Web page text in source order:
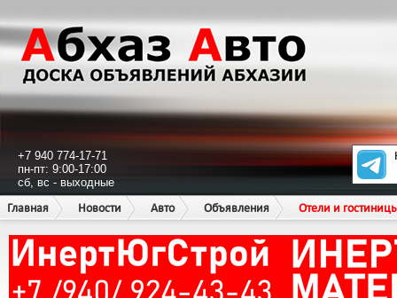
+7 940 774-17-71
пн-пт: 9:00-17:00
сб, вс - выходные
Главная
Новости Авто Объявления Отели и